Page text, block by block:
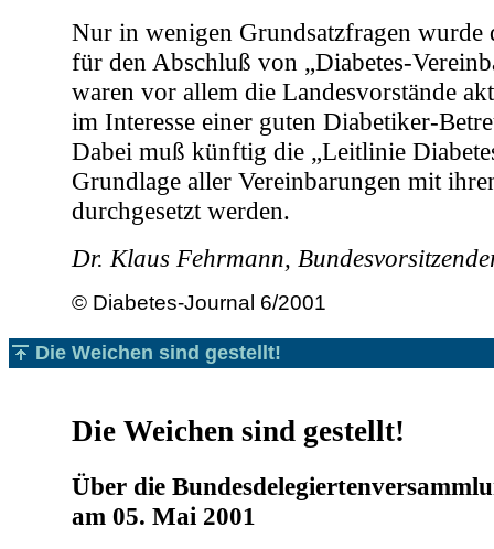
Nur in wenigen Grundsatzfragen wurde
für den Abschluß von „Diabetes-
waren vor allem die Landesvorstände
im Interesse einer guten Diabetiker-
Dabei muß künftig die „Leitlinie
Grundlage aller Vereinbarungen mit
durchgesetzt werden.
Dr. Klaus Fehrmann,
© Diabetes-Journal 6/2001
Die Weichen sind gestellt!
Die Weichen sind gestellt!
Über die
am 05. Mai 2001